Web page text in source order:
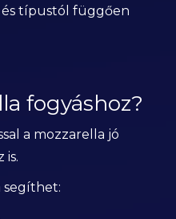
típustól függően
fogyáshoz?
a mozzarella jó
is.
segíthet: